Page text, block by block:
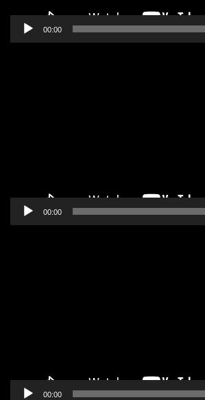
00:00
00:00
00:00